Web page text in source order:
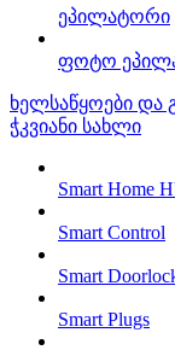
ეპილატორი
ფოტო
ხელსაწყოები და
ჭკვიანი სახლი
Smart Home
Smart Control
Smart
Smart Plugs